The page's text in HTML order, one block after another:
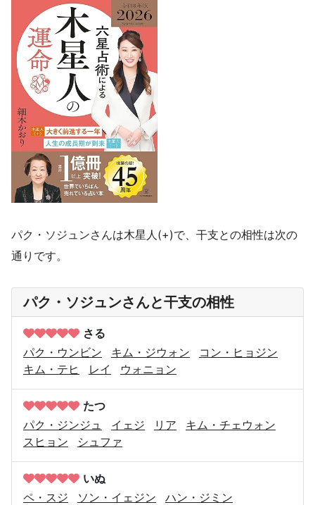
パク・ソジュンさんは木星人(+)で、干支との相性は次の
通りです。
パク・ソジュンさんと干支の相性
さる
パク・ウンビン
キム・ジウォン
コン・ヒョジン
キム・テヒ
レイ ウォニョン
たつ
パク・ジンジュ
イェジ リア
キム・チェウォン
スヒョン
シュファ
いぬ
ペ・スジ
ソン・イェジン
ハン・ジミン